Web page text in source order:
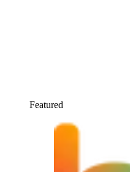
Featured